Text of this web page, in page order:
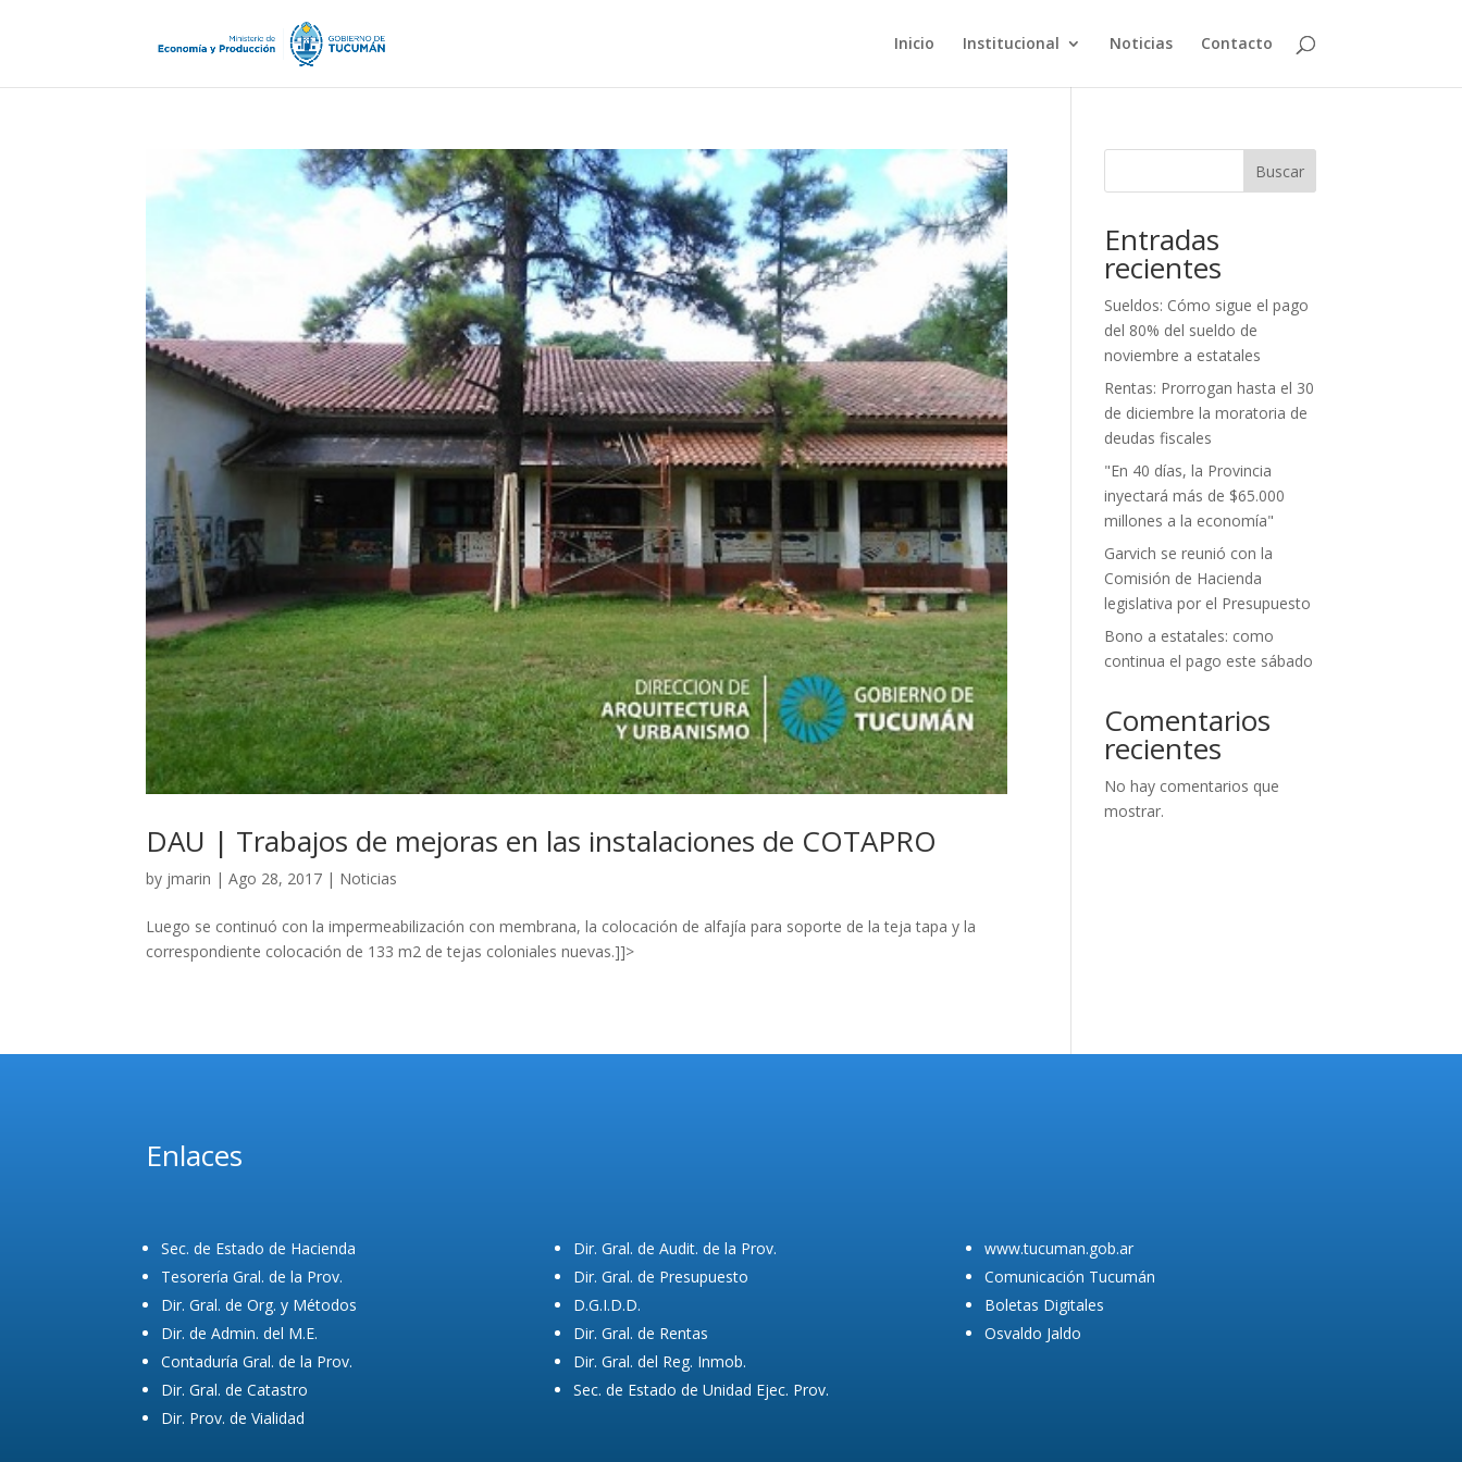
Inicio Institucional Noticias Contacto
DAU | Trabajos de mejoras en las instalaciones de COTAPRO
by jmarin |Ago 28, 2017 | Noticias
Luego se continuó con la impermeabilización con membrana, la colocación de alfajía para soporte de la teja tapa y la
correspondiente colocación de 133 m2 de tejas coloniales nuevas.]]>
Buscar
Entradas
recientes
Sueldos: Cómo sigue el pago
del 80% del sueldo de
noviembre a estatales
Rentas: Prorrogan hasta el 30
de diciembre la moratoria de
deudas fiscales
"En 40 días, la Provincia
inyectará más de $65.000
millones a la economía"
Garvich se reunió con la
Comisión de Hacienda
legislativa por el Presupuesto
Bono a estatales: como
continua el pago este sábado
Comentarios
recientes
No hay comentarios que
mostrar.
Enlaces
Sec. de Estado de Hacienda
Tesorería Gral. de la Prov.
Dir. Gral. de Org. y Métodos
Dir. de Admin. del M.E.
Contaduría Gral. de la Prov.
Dir. Gral. de Catastro
Dir. Prov. de Vialidad
Dir. Gral. de Audit. de la Prov.
Dir. Gral. de Presupuesto
D.G.I.D.D.
Dir. Gral. de Rentas
Dir. Gral. del Reg. Inmob.
Sec. de Estado de Unidad Ejec. Prov.
www.tucuman.gob.ar
Comunicación Tucumán
Boletas Digitales
Osvaldo Jaldo